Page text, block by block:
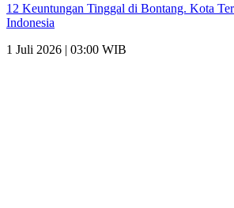
12 Keuntungan Tinggal di Bontang. Kota
Indonesia
1 Juli 2026 | 03:00 WIB